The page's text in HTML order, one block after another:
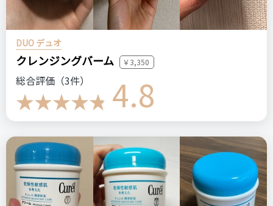
DUO デュオ
クレンジングバーム ￥3,350
総合評価（3件） 4.8